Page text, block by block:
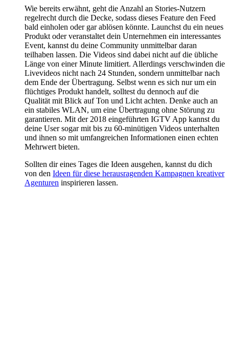
Wie bereits erwähnt, geht die Anzahl an Stories-Nutzern
regelrecht durch die Decke, sodass dieses Feature den Feed
bald einholen oder gar ablösen könnte. Launchst du ein neues
Produkt oder veranstaltet dein Unternehmen ein interessantes
Event, kannst du deine Community unmittelbar daran
teilhaben lassen. Die Videos sind dabei nicht auf die übliche
Länge von einer Minute limitiert. Allerdings verschwinden die
Livevideos nicht nach 24 Stunden, sondern unmittelbar nach
dem Ende der Übertragung. Selbst wenn es sich nur um ein
flüchtiges Produkt handelt, solltest du dennoch auf die
Qualität mit Blick auf Ton und Licht achten. Denke auch an
ein stabiles WLAN, um eine Übertragung ohne Störung zu
garantieren. Mit der 2018 eingeführten IGTV App kannst du
deine User sogar mit bis zu 60-minütigen Videos unterhalten
und ihnen so mit umfangreichen Informationen einen echten
Mehrwert bieten.
Sollten dir eines Tages die Ideen ausgehen, kannst du dich
von den Ideen für diese herausragenden Kampagnen kreativer
Agenturen inspirieren lassen.